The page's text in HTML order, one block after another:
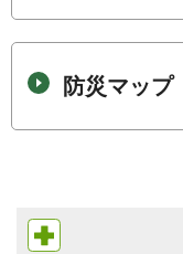
防災マップ